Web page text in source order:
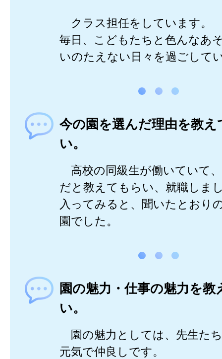
クラス担任をしています。
毎日、こどもたちと色んなあ
いのたえない日々を過ごして
今の園を選んだ理由を教え
い。
高校の同級生が働いていて
だと教えてもらい、就職しま
入ってみると、聞いたとおり
園でした。
園の魅力・仕事の魅力を教
い。
園の魅力としては、先生た
元気で仲良しです。